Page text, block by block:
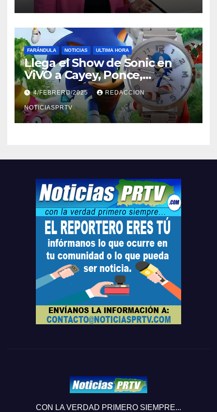
FARÁNDULA NOTICIAS ULTIMA HORA
Llega el Show de Sonic en
ViVO a Cayey, Ponce,
Barceloneta y Humacao,
Relojes gratis para el que
compre ahora….
4/FEBRERO/2025 REDACCION
NOTICIASPRTV
CON LA VERDAD PRIMERO SIEMPRE...